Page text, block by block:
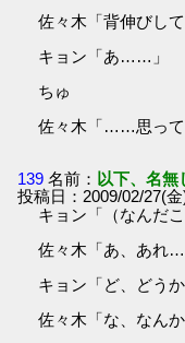
佐々木「背伸びし
キョン「あ……」
ちゅ
佐々木「……思って
139 名前： 以下、名
投稿日：2009/02/27(
キョン「（なんだ
佐々木「あ、あれ
キョン「ど、どうか
佐々木「な、なん